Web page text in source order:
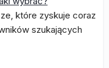
które zyskuje coraz
szukających